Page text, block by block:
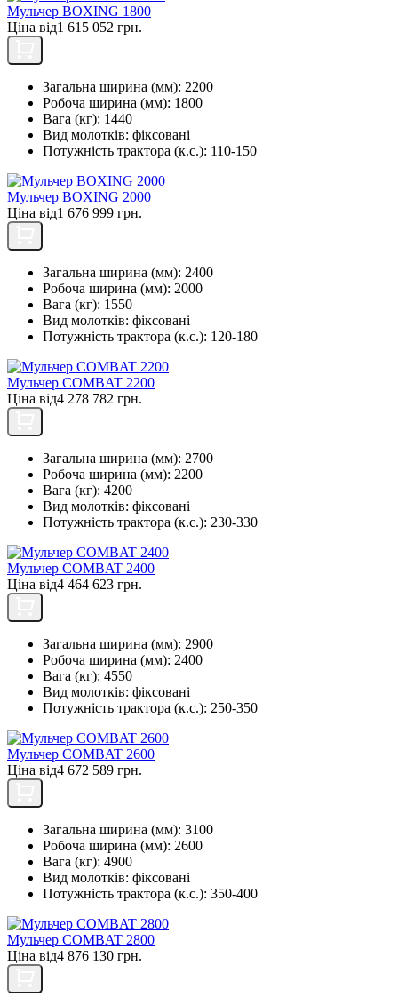
Мульчер BOXING 1800
Ціна від1 615 052 грн.
Загальна ширина (мм): 2200
Робоча ширина (мм): 1800
Вага (кг): 1440
Вид молотків: фіксовані
Потужність трактора (к.с.): 110-150
Мульчер BOXING 2000
Ціна від1 676 999 грн.
Загальна ширина (мм): 2400
Робоча ширина (мм): 2000
Вага (кг): 1550
Вид молотків: фіксовані
Потужність трактора (к.с.): 120-180
Мульчер COMBAT 2200
Ціна від4 278 782 грн.
Загальна ширина (мм): 2700
Робоча ширина (мм): 2200
Вага (кг): 4200
Вид молотків: фіксовані
Потужність трактора (к.с.): 230-330
Мульчер COMBAT 2400
Ціна від4 464 623 грн.
Загальна ширина (мм): 2900
Робоча ширина (мм): 2400
Вага (кг): 4550
Вид молотків: фіксовані
Потужність трактора (к.с.): 250-350
Мульчер COMBAT 2600
Ціна від4 672 589 грн.
Загальна ширина (мм): 3100
Робоча ширина (мм): 2600
Вага (кг): 4900
Вид молотків: фіксовані
Потужність трактора (к.с.): 350-400
Мульчер COMBAT 2800
Ціна від4 876 130 грн.